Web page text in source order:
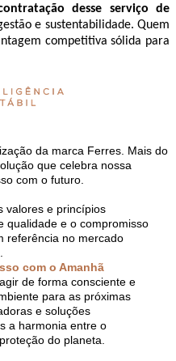
desse serviço de
e sustentabilidade. Quem
competitiva sólida para
da marca Ferres. Mais do
que celebra nossa
com o futuro.
valores e princípios
qualidade e o compromisso
referência no mercado
com o Amanhã
de forma consciente e
para as próximas
e soluções
a harmonia entre o
do planeta.